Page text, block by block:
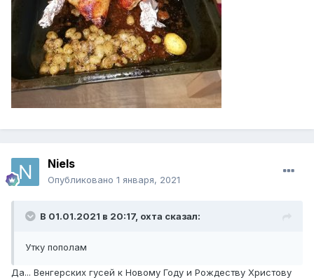
Niels
Опубликовано 1 января, 2021
В 01.01.2021 в 20:17, охта сказал:
Утку пополам
Да... Венгерских гусей к Новому Году и Рождеству Христову